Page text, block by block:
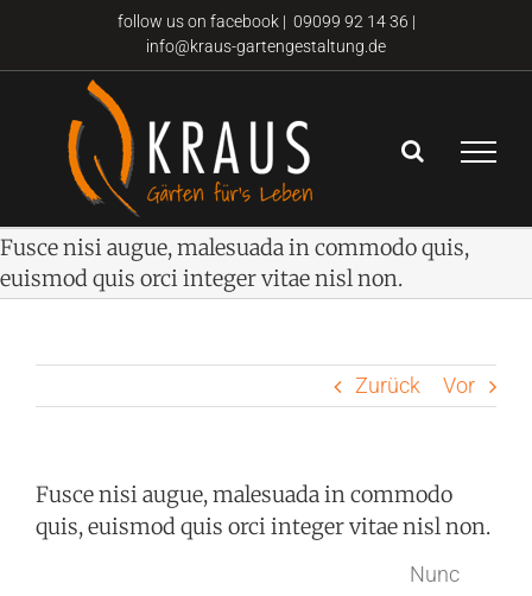
follow us on facebook| 09099 92 14 36 |
info@kraus-gartengestaltung.de
Fusce nisi augue, malesuada in commodo quis,
euismod quis orci integer vitae nisl non.
Zurück Vor
Fusce nisi augue, malesuada in commodo
quis, euismod quis orci integer vitae nisl non.
Nunc